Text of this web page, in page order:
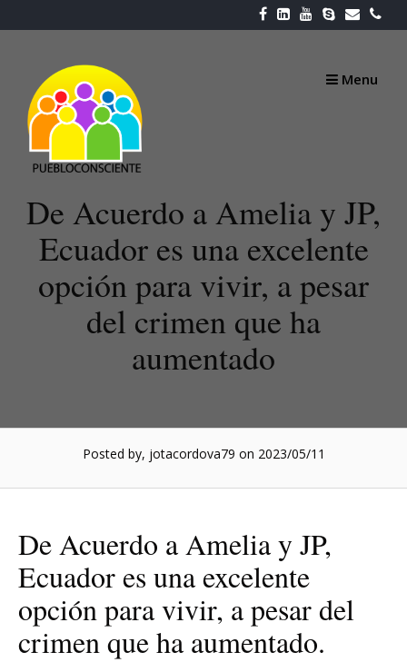
to
Menu
De Acuerdo a Amelia y JP,
Ecuador es una excelente
opción para vivir, a pesar
del crimen que ha
aumentado
Posted by, jotacordova79 on 2023/05/11
De Acuerdo a Amelia y JP,
Ecuador es una excelente
opción para vivir, a pesar del
crimen que ha aumentado.